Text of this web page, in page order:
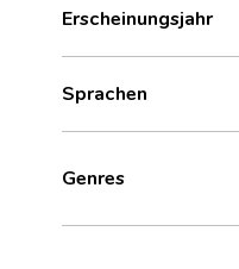
Erscheinungsjahr
Sprachen
Genres